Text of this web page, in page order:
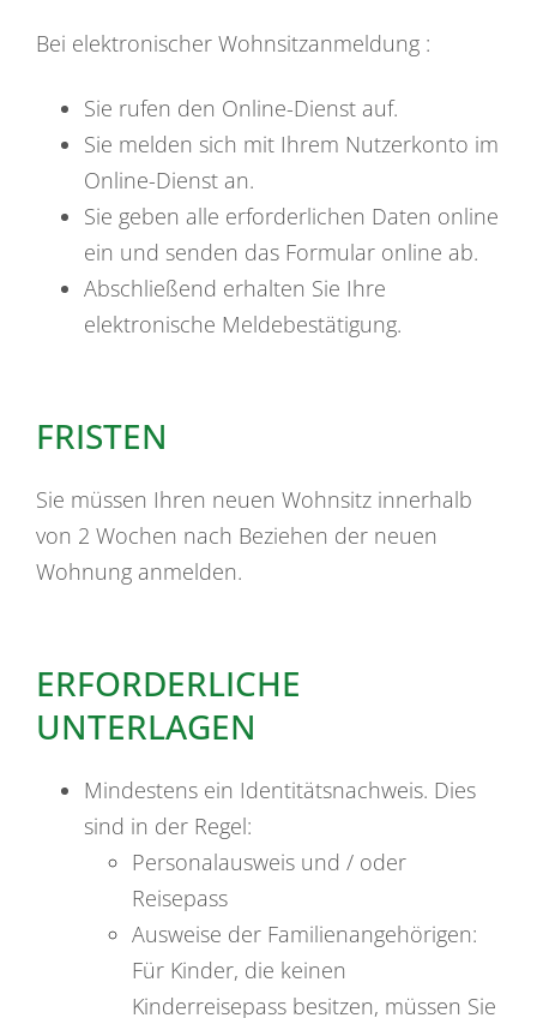
Bei elektronischer Wohnsitzanmeldung :
Sie rufen den Online-Dienst auf.
Sie melden sich mit Ihrem Nutzerkonto im
Online-Dienst an.
Sie geben alle erforderlichen Daten online
ein und senden das Formular online ab.
Abschließend erhalten Sie Ihre
elektronische Meldebestätigung.
FRISTEN
Sie müssen Ihren neuen Wohnsitz innerhalb
von 2 Wochen nach Beziehen der neuen
Wohnung anmelden.
ERFORDERLICHE
UNTERLAGEN
Mindestens ein Identitätsnachweis. Dies
sind in der Regel:
Personalausweis und / oder
Reisepass
Ausweise der Familienangehörigen:
Für Kinder, die keinen
Kinderreisepass besitzen, müssen Sie